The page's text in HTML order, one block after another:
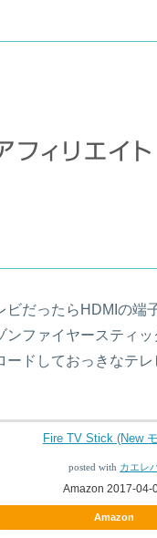
ビだったらHDMIの端
ンファイヤースティ
ードしておっきなテレ
Fire TV Stick (New
posted with カエレ
Amazon 2017-04-
Amazon